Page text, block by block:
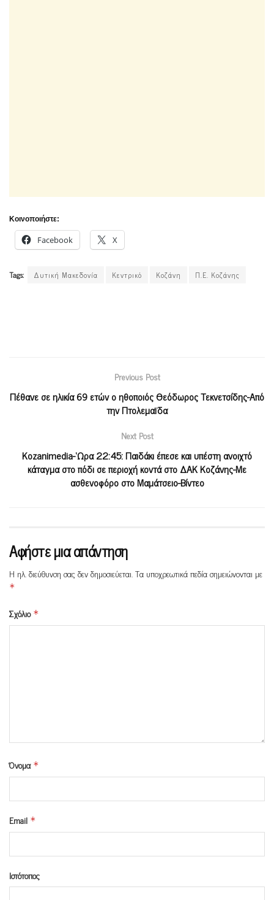
Κοινοποιήστε:
Facebook X
Tags: Δυτική Μακεδονία Κεντρικό Κοζάνη Π.Ε. Κοζάνης
Previous Post
Πέθανε σε ηλικία 69 ετών ο ηθοποιός Θεόδωρος Τεκνετσίδης-Από
την Πτολεμαϊδα
Next Post
Kozanimedia-‘Ωρα 22:45: Παιδάκι έπεσε και υπέστη ανοιχτό
κάταγμα στο πόδι σε περιοχή κοντά στο ΔΑΚ Κοζάνης-Με
ασθενοφόρο στο Μαμάτσειο-Βίντεο
Αφήστε μια απάντηση
Η ηλ. διεύθυνση σας δεν δημοσιεύεται.Τα υποχρεωτικά πεδία σημειώνονται με
*
Σχόλιο *
Όνομα *
Email *
Ιστότοπος